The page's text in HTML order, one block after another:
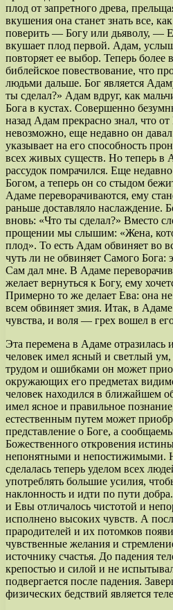
плод от запретного древа,
вкушения она станет знать все,
поверить — Богу или дьяволу, —
вкушает плод первой. Адам,
повторяет ее выбор. Теперь
библейское повествование, что
людьми дальше. Бог является
ты сделал?» Адам вдруг, как
Бога в кустах. Совершенно
назад Адам прекрасно знал, что от
невозможно, еще недавно он
указывает на его способность
всех живых существ. Но теперь в
рассудок помрачился. Еще
Богом, а теперь он со стыдом
Адаме переворачиваются, ему
раньше доставляло наслаждение.
вновь: «Что ты сделал?» Вместо
прощении мы слышим: «Жена,
плод». То есть Адам обвиняет во
чуть ли не обвиняет Самого Бога:
Сам дал мне. В Адаме
желает вернуться к Богу, ему
Примерно то же делает Ева: она
всем обвиняет змия. Итак, в
чувства, и воля — грех вошел в
Эта перемена в Адаме отразилась
человек имел ясный и светлый ум,
трудом и ошибками он может
окружающих его предметах
человек находился в ближайшем
имел ясное и правильное
естественным путем может
представление о Боге, а
Божественного откровения
непонятными и непостижимыми.
сделалась теперь уделом всех
употреблять большие усилия,
наклонность и идти по пути
и Евы отличалось чистотой и
исполнено высоких чувств. А
прародителей и их потомков
чувственные желания и
источнику счастья. До падения
крепостью и силой и не
подвергается после падения.
физических бедствий является